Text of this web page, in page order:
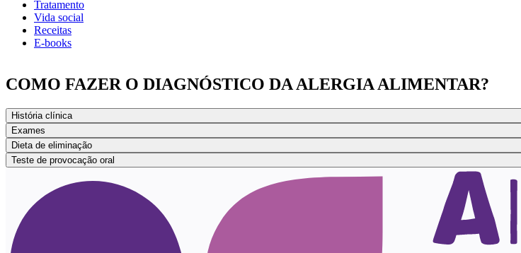
Tratamento
Vida social
Receitas
E-books
COMO FAZER O DIAGNÓSTICO DA ALERGIA ALIMENTAR?
História clínica
Exames
Dieta de eliminação
Teste de provocação oral